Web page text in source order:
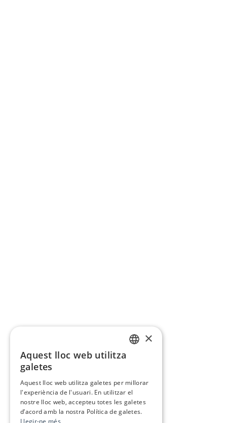
×
Aquest lloc web utilitza
galetes
Aquest lloc web utilitza galetes per millorar
l'experiència de l'usuari. En utilitzar el
nostre lloc web, accepteu totes les galetes
d’acord amb la nostra Política de galetes.
Llegir-ne més